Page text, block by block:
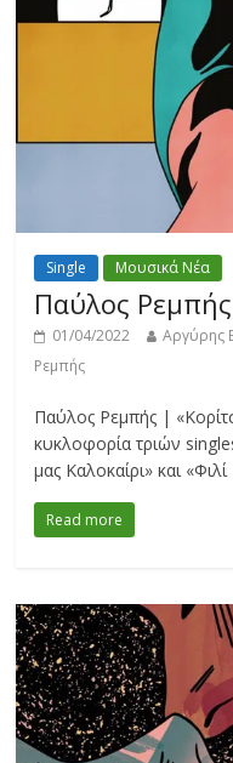
Single Μουσικά Νέα
Παύλος Ρεμπής
01/04/2022 Αργύρης
Ρεμπής
Παύλος Ρεμπής |
κυκλοφορία τριών
μας Καλοκαίρι» και
Read more